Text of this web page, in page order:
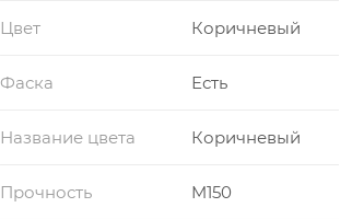
Цвет Коричневый
Фаска Есть
Название цвета Коричневый
Прочность M150